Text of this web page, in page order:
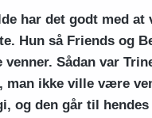
har det godt med
Hun så Friends og
venner. Sådan var
man ikke ville være
og den går til